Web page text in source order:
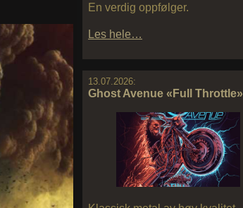
En verdig oppfølger.
Les hele…
13.07.2026:
Ghost Avenue «Full Throttle»